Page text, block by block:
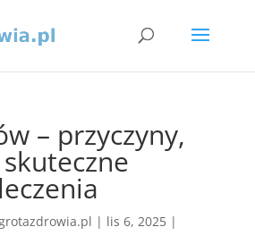
– przyczyny,
| lis 6, 2025|